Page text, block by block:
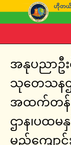
အနုပညာဦး
သုတေသနဌ
အထက်တန်း
ဌာန၊ပထ
မည့်ကျောင်